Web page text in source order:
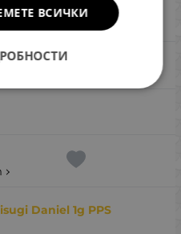
Daniel 1g PPS
ВСИЧКИ